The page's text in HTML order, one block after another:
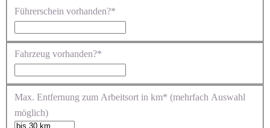
Führerschein vorhanden?*
Fahrzeug vorhanden?*
Max. Entfernung zum Arbeitsort in km* (mehrfach Auswahl
möglich)